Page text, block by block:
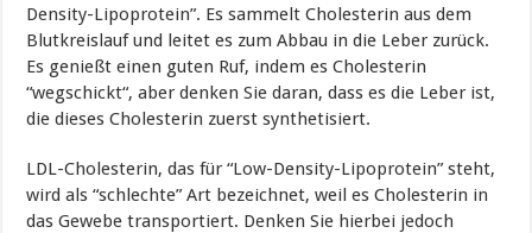
Density-Lipoprotein”. Es sammelt Cholesterin aus dem
Blutkreislauf und leitet es zum Abbau in die Leber zurück.
Es genießt einen guten Ruf, indem es Cholesterin
“wegschickt“, aber denken Sie daran, dass es die Leber ist,
die dieses Cholesterin zuerst synthetisiert.
LDL-Cholesterin, das für “Low-Density-Lipoprotein” steht,
wird als “schlechte” Art bezeichnet, weil es Cholesterin in
das Gewebe transportiert. Denken Sie hierbei jedoch